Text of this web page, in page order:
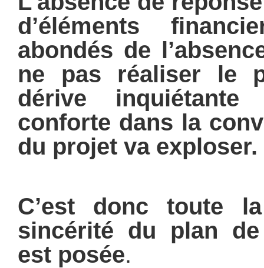
d’éléments
abondés de
ne pas réaliser le
dérive
conforte dans la
du projet va exploser.
C’est donc toute
sincérité du plan
est posée.